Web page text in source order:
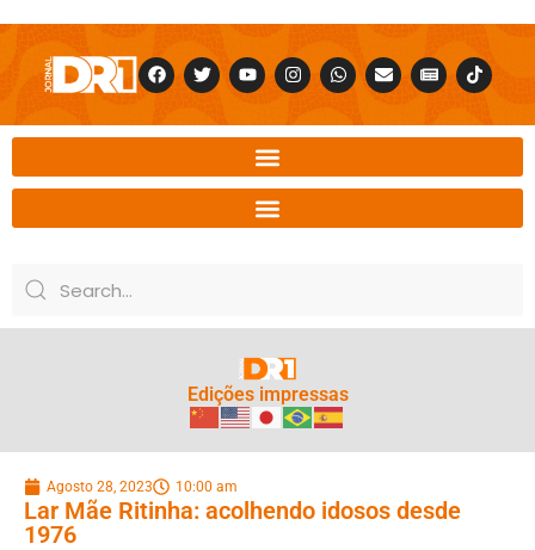
Edições impressas
Agosto 28, 2023 10:00 am
Lar Mãe Ritinha: acolhendo idosos desde
1976